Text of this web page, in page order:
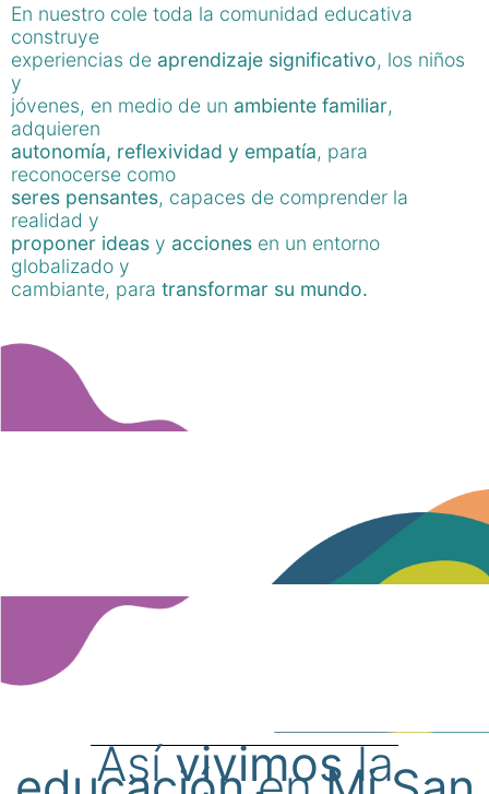
En nuestro cole toda la comunidad educativa
construye
experiencias de aprendizaje significativo, los niños
y
jóvenes, en medio de un ambiente familiar,
adquieren
autonomía, reflexividad y empatía, para
reconocerse como
seres pensantes, capaces de comprender la
realidad y
proponer ideas y acciones en un entorno
globalizado y
cambiante, para transformar su mundo.
Asívivimosla